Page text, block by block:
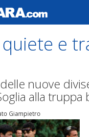
e
nuove
alla truppa
Giampietro